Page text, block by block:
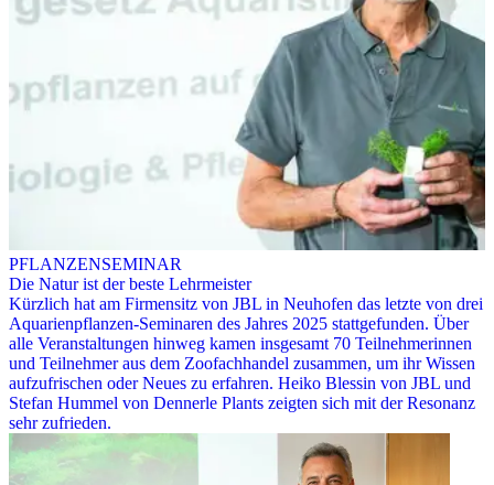
PFLANZENSEMINAR
Die Natur ist der beste Lehrmeister
Kürzlich hat am Firmensitz von JBL in Neuhofen das letzte von drei
Aquarienpflanzen-Seminaren des Jahres 2025 stattgefunden. Über
alle Veranstaltungen hinweg kamen insgesamt 70 Teilnehmerinnen
und Teilnehmer aus dem Zoofachhandel zusammen, um ihr Wissen
aufzufrischen oder Neues zu erfahren. Heiko Blessin von JBL und
Stefan Hummel von Dennerle Plants zeigten sich mit der Resonanz
sehr zufrieden.